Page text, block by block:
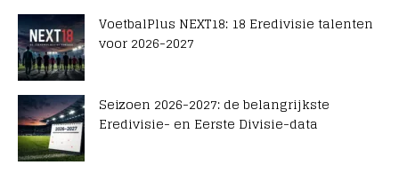
VoetbalPlus NEXT18: 18 Eredivisie talenten
voor 2026-2027
Seizoen 2026-2027: de belangrijkste
Eredivisie- en Eerste Divisie-data